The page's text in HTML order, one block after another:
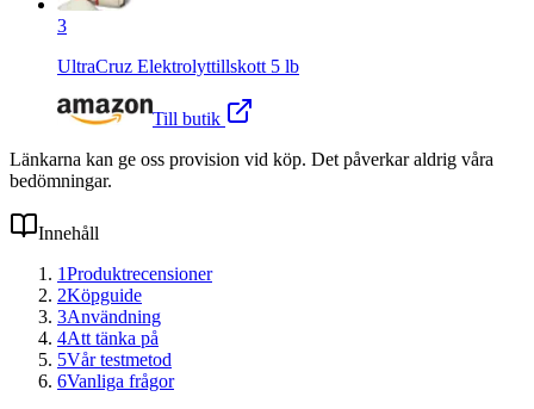
3
UltraCruz Elektrolyttillskott 5 lb
Till butik
Länkarna kan ge oss provision vid köp. Det påverkar aldrig våra
bedömningar.
Innehåll
1Produktrecensioner
2Köpguide
3Användning
4Att tänka på
5Vår testmetod
6Vanliga frågor